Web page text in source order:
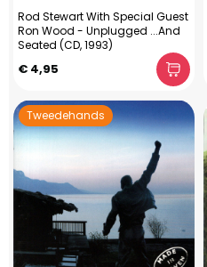
Rod Stewart With Special Guest
Ron Wood - Unplugged ...And
Seated (CD, 1993)
€ 4,95
Tweedehands